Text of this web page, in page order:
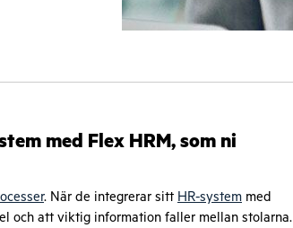
med Flex HRM, som ni
. När de integrerar sitt HR-system med
och att viktig information faller mellan stolarna.